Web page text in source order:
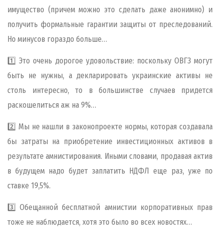
имущество (причем можно это сделать даже анонимно) и
получить формальные гарантии защиты от преследований.
Но минусов гораздо больше…
1️⃣ Это очень дорогое удовольствие: поскольку ОВГЗ могут
быть не нужны, а декларировать украинские активы не
столь интересно, то в большинстве случаев придется
раскошелиться аж на 9%…
2️⃣ Мы не нашли в законопроекте нормы, которая создавала
бы затраты на приобретение инвестиционных активов в
результате амнистирования. Иными словами, продавая актив
в будущем надо будет заплатить НДФЛ еще раз, уже по
ставке 19,5%.
3️⃣ Обещанной бесплатной амнистии корпоративных прав
тоже не наблюдается, хотя это было во всех новостях…